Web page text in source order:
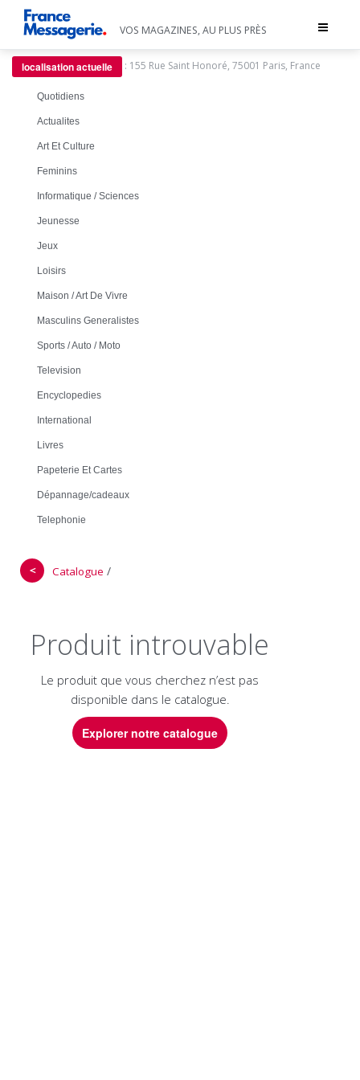
Toggle
VOS MAGAZINES, AU PLUS PRÈS
localisation actuelle : 155 Rue Saint Honoré, 75001 Paris, France
Quotidiens
Actualites
Art Et Culture
Feminins
Informatique / Sciences
Jeunesse
Jeux
Loisirs
Maison / Art De Vivre
Masculins Generalistes
Sports / Auto / Moto
Television
Encyclopedies
International
Livres
Papeterie Et Cartes
Dépannage/cadeaux
Telephonie
＜ Catalogue /
Produit introuvable
Le produit que vous cherchez n’est pas
disponible dans le catalogue.
Explorer notre catalogue